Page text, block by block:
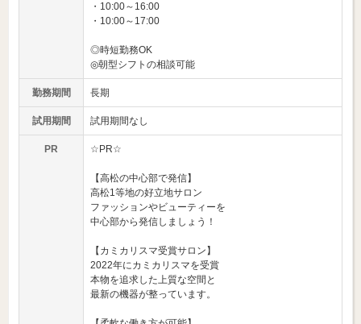
・10:00～16:00
・10:00～17:00
◎時短勤務OK
◎朝型シフトの相談可能
勤務期間 長期
試用期間 試用期間なし
PR ☆PR☆
【高松の中心部で発信】
高松1等地の好立地サロン
ファッションやビューティーを
中心部から発信しましょう！
【カミカリスマ受賞サロン】
2022年にカミカリスマを受賞
本物を追求した上質な空間と
最新の機器が整っています。